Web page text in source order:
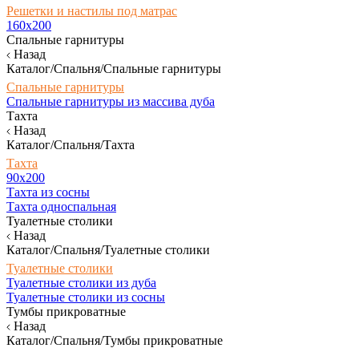
Решетки и настилы под матрас
160х200
Спальные гарнитуры
Назад
Каталог/Спальня/Спальные гарнитуры
Спальные гарнитуры
Спальные гарнитуры из массива дуба
Тахта
Назад
Каталог/Спальня/Тахта
Тахта
90х200
Тахта из сосны
Тахта односпальная
Туалетные столики
Назад
Каталог/Спальня/Туалетные столики
Туалетные столики
Туалетные столики из дуба
Туалетные столики из сосны
Тумбы прикроватные
Назад
Каталог/Спальня/Тумбы прикроватные